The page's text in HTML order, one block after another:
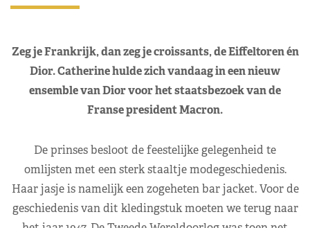
Zeg je Frankrijk, dan zeg je croissants, de Eiffeltoren én
Dior. Catherine hulde zich vandaag in een nieuw
ensemble van Dior voor het staatsbezoek van de
Franse president Macron.
De prinses besloot de feestelijke gelegenheid te
omlijsten met een sterk staaltje modegeschiedenis.
Haar jasje is namelijk een zogeheten bar jacket. Voor de
geschiedenis van dit kledingstuk moeten we terug naar